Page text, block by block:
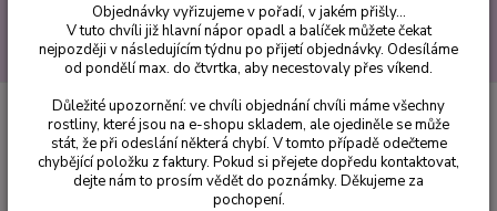
Hledat
Chryzantémy Chryzantéma - bílá zahradní drobnokvětá- 3223
Chryzantéma - bílá zahradní
drobnokvětá- 3223
Objednávky vyřizujeme v pořadí, v jakém přišly...
V tuto chvíli již hlavní nápor opadl a balíček můžete čekat
nejpozději v následujícím týdnu po přijetí objednávky. Odesíláme
od pondělí max. do čtvrtka, aby necestovaly přes víkend.
Důležité upozornění: ve chvíli objednání chvíli máme všechny
rostliny, které jsou na e-shopu skladem, ale ojediněle se může
stát, že při odeslání některá chybí. V tomto případě odečteme
chybějící položku z faktury. Pokud si přejete dopředu kontaktovat,
dejte nám to prosím vědět do poznámky. Děkujeme za
pochopení.